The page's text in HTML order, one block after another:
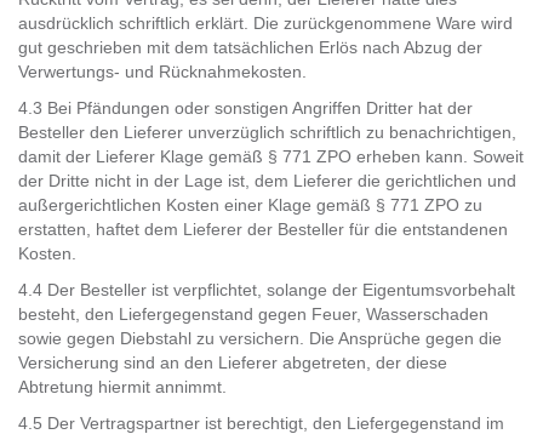
ausdrücklich schriftlich erklärt. Die zurückgenommene Ware wird
gut geschrieben mit dem tatsächlichen Erlös nach Abzug der
Verwertungs- und Rücknahmekosten.
4.3 Bei Pfändungen oder sonstigen Angriffen Dritter hat der
Besteller den Lieferer unverzüglich schriftlich zu benachrichtigen,
damit der Lieferer Klage gemäß § 771 ZPO erheben kann. Soweit
der Dritte nicht in der Lage ist, dem Lieferer die gerichtlichen und
außergerichtlichen Kosten einer Klage gemäß § 771 ZPO zu
erstatten, haftet dem Lieferer der Besteller für die entstandenen
Kosten.
4.4 Der Besteller ist verpflichtet, solange der Eigentumsvorbehalt
besteht, den Liefergegenstand gegen Feuer, Wasserschaden
sowie gegen Diebstahl zu versichern. Die Ansprüche gegen die
Versicherung sind an den Lieferer abgetreten, der diese
Abtretung hiermit annimmt.
4.5 Der Vertragspartner ist berechtigt, den Liefergegenstand im